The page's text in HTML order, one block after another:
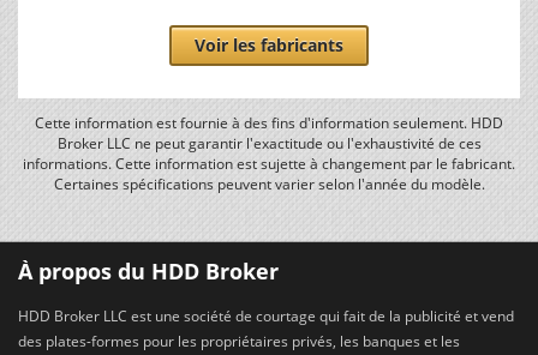
Voir les fabricants
Cette information est fournie à des fins d'information seulement. HDD
Broker LLC ne peut garantir l'exactitude ou l'exhaustivité de ces
informations. Cette information est sujette à changement par le fabricant.
Certaines spécifications peuvent varier selon l'année du modèle.
À propos du HDD Broker
HDD Broker LLC est une société de courtage qui fait de la publicité et vend
des plates-formes pour les propriétaires privés, les banques et les